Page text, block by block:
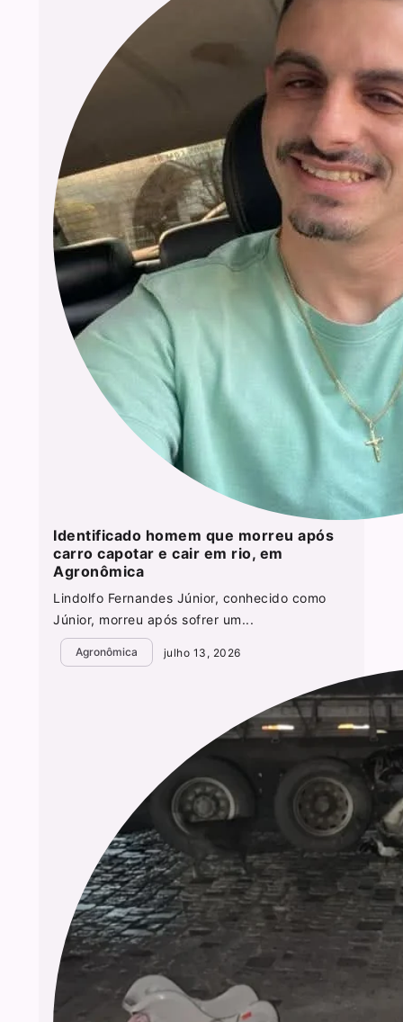
Identificado homem que morreu após
carro capotar e cair em rio, em
Agronômica
Lindolfo Fernandes Júnior, conhecido como
Júnior, morreu após sofrer um...
Agronômica julho 13, 2026